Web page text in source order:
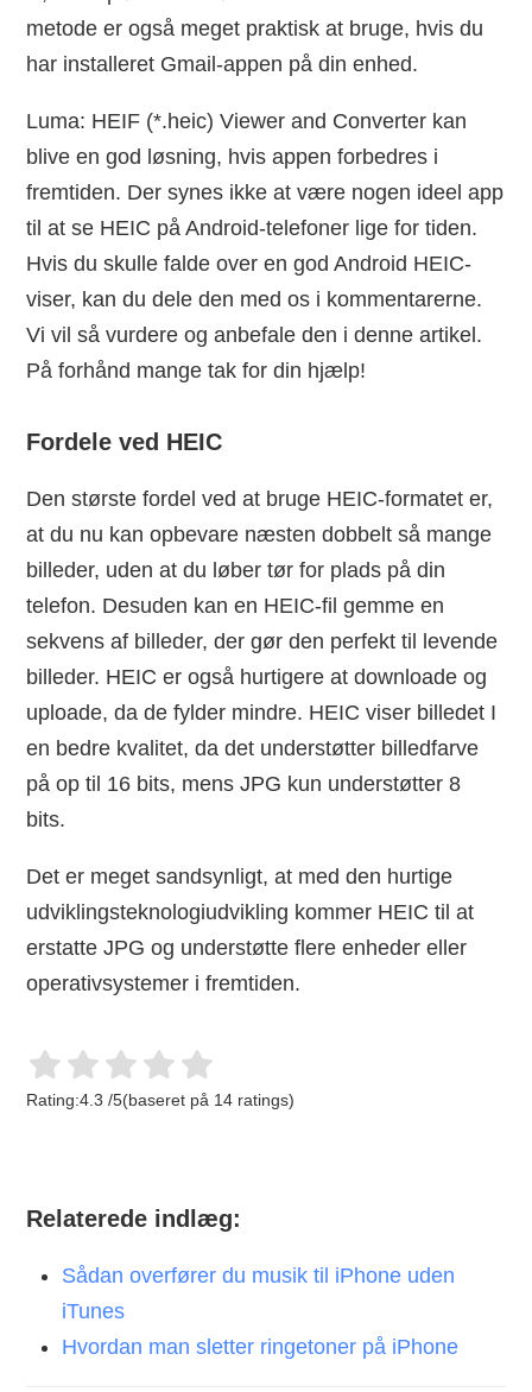
metode er også meget praktisk at bruge, hvis du
har installeret Gmail-appen på din enhed.
Luma: HEIF (*.heic) Viewer and Converter kan
blive en god løsning, hvis appen forbedres i
fremtiden. Der synes ikke at være nogen ideel app
til at se HEIC på Android-telefoner lige for tiden.
Hvis du skulle falde over en god Android HEIC-
viser, kan du dele den med os i kommentarerne.
Vi vil så vurdere og anbefale den i denne artikel.
På forhånd mange tak for din hjælp!
Fordele ved HEIC
Den største fordel ved at bruge HEIC-formatet er,
at du nu kan opbevare næsten dobbelt så mange
billeder, uden at du løber tør for plads på din
telefon. Desuden kan en HEIC-fil gemme en
sekvens af billeder, der gør den perfekt til levende
billeder. HEIC er også hurtigere at downloade og
uploade, da de fylder mindre. HEIC viser billedet I
en bedre kvalitet, da det understøtter billedfarve
på op til 16 bits, mens JPG kun understøtter 8
bits.
Det er meget sandsynligt, at med den hurtige
udviklingsteknologiudvikling kommer HEIC til at
erstatte JPG og understøtte flere enheder eller
operativsystemer i fremtiden.
Rating:4.3 /5(baseret på 14 ratings)
Relaterede indlæg:
Sådan overfører du musik til iPhone uden
iTunes
Hvordan man sletter ringetoner på iPhone